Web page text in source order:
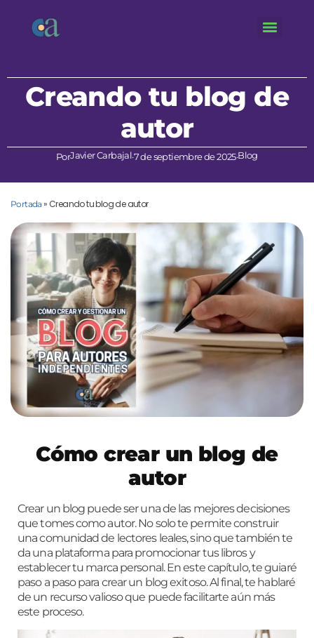
Creando tu blog de
autor
PorJavier Carbajal·7 de septiembre de 2025·Blog
Portada » Creando tu blog de autor
Cómo crear un blog de
autor
Crear un blog puede ser una de las mejores decisiones
que tomes como autor. No solo te permite construir
una comunidad de lectores leales, sino que también te
da una plataforma para promocionar tus libros y
establecer tu marca personal. En este capítulo, te guiaré
paso a paso para crear un blog exitoso. Al final, te hablaré
de un recurso valioso que puede facilitarte aún más
este proceso.